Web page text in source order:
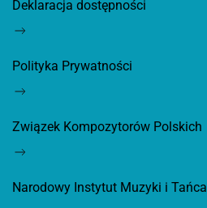
Deklaracja dostępności
Polityka Prywatności
Związek Kompozytorów Polskich
Narodowy Instytut Muzyki i Tańca